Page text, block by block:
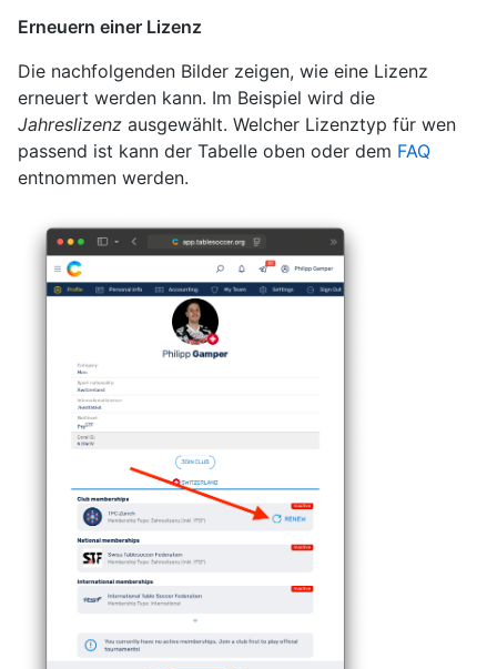
Erneuern einer Lizenz
Die nachfolgenden Bilder zeigen, wie eine Lizenz
erneuert werden kann. Im Beispiel wird die
Jahreslizenz ausgewählt. Welcher Lizenztyp für wen
passend ist kann der Tabelle oben oder dem FAQ
entnommen werden.